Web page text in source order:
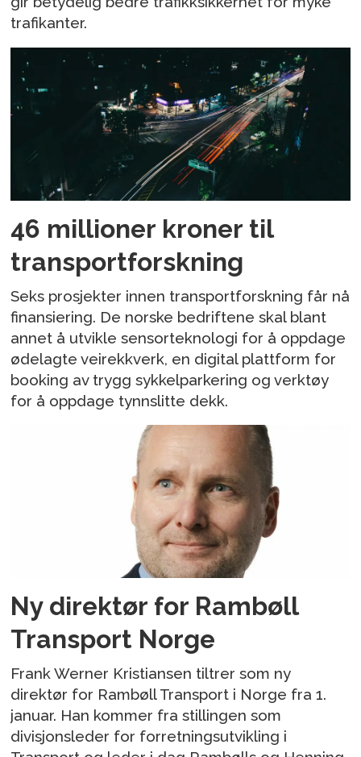
trafikanter.
46 millioner kroner til
transportforskning
Seks prosjekter innen transportforskning får nå
finansiering. De norske bedriftene skal blant
annet å utvikle sensorteknologi for å oppdage
ødelagte veirekkverk, en digital plattform for
booking av trygg sykkelparkering og verktøy
for å oppdage tynnslitte dekk.
Ny direktør for Rambøll
Transport Norge
Frank Werner Kristiansen tiltrer som ny
direktør for Rambøll Transport i Norge fra 1.
januar. Han kommer fra stillingen som
divisjonsleder for forretningsutvikling i